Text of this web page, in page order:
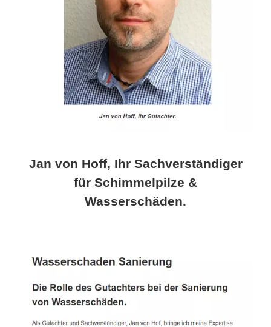
Jan von Hoff, Ihr Sachverständiger
für Schimmelpilze &
Wasserschäden.